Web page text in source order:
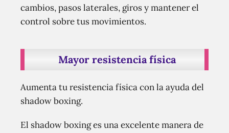
cambios, pasos laterales, giros y mantener el
control sobre tus movimientos.
Mayor resistencia física
Aumenta tu resistencia física con la ayuda del
shadow boxing.
El shadow boxing es una excelente manera de